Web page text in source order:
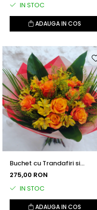
IN STOC
ADAUGA IN COS
Buchet cu Trandafiri si
Alstroemeria
275,00 RON
IN STOC
ADAUGA IN COS